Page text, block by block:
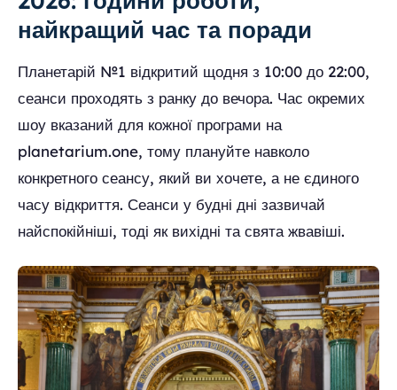
найкращий час та поради
Планетарій №1 відкритий щодня з 10:00 до 22:00,
сеанси проходять з ранку до вечора. Час окремих
шоу вказаний для кожної програми на
planetarium.one, тому плануйте навколо
конкретного сеансу, який ви хочете, а не єдиного
часу відкриття. Сеанси у будні дні зазвичай
найспокійніші, тоді як вихідні та свята жвавіші.